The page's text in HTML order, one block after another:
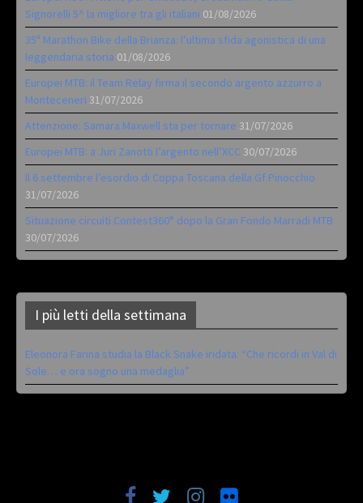
Signorelli 5^ la migliore tra gli italiani 01/08/2026
35ª Marathon Bike della Brianza: l’ultima sfida agonistica di una
leggendaria storia 01/08/2026
Europei MTB: il Team Relay firma il secondo argento azzurro a
Monteceneri 31/07/2026
Attenzione: Samara Maxwell sta per tornare 31/07/2026
Europei MTB: a Juri Zanotti l’argento nell’XCC 30/07/2026
Il 6 settembre l’esordio di Coppa Toscana della Gf Pinocchio
31/07/2026
Situazione circuiti Contest360° dopo la Gran Fondo Marradi MTB
30/07/2026
I più letti della settimana
Eleonora Farina studia la Black Snake iridata: “Che ricordi in Val di
Sole… e ora sogno una medaglia”